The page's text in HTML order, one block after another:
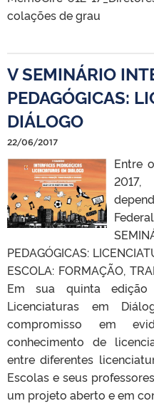
colações de grau
V SEMINÁRIO
PEDAGÓGICAS:
DIÁLOGO
22/06/2017
Entre
PEDAGÓGICAS:
ESCOLA: FORMAÇÃO,
Em sua quinta edição
Licenciaturas em
compromisso em
conhecimento de
entre diferentes
Escolas e seus
um projeto aberto e em